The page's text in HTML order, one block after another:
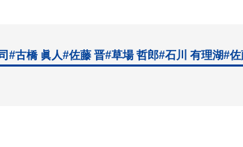
#古橋 眞人#佐藤 晋#草場 哲郎#石川 有理湖#佐